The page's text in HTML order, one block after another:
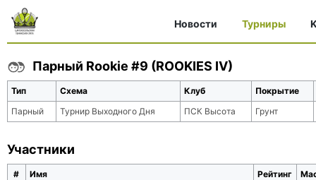
Новости Турниры
Парный Rookie #9 (ROOKIES IV)
Тип Схема Клуб
Покрытие
Парный
Турнир Выходного Дня ПСК Высота Грунт
Участники
# Имя Рейтинг